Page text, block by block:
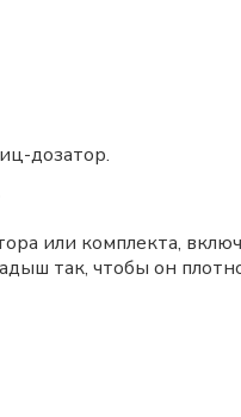
дозатор.
или комплекта,
так, чтобы он